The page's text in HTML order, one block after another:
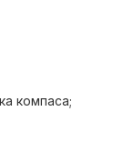
компаса;